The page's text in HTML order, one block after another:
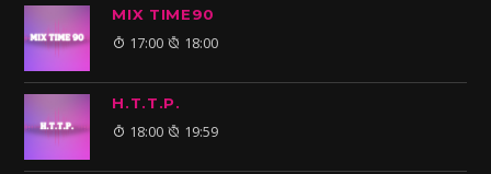
MIX TIME90
17:00 18:00
H.T.T.P.
18:00 19:59